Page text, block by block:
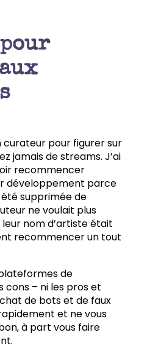
curateur pour figurer sur
jamais de streams. J’ai
recommencer
développement parce
supprimée de
ne voulait plus
nom d’artiste était
recommencer un tout
de
cons – ni les pros et
de bots et de faux
et ne vous
à part vous faire